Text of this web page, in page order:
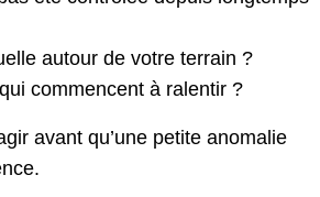
autour de votre terrain ?
commencent à ralentir ?
avant qu’une petite anomalie